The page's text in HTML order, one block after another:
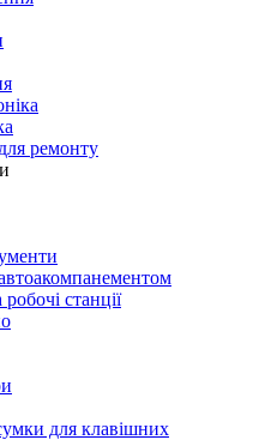
ремонту
станції
для клавішних